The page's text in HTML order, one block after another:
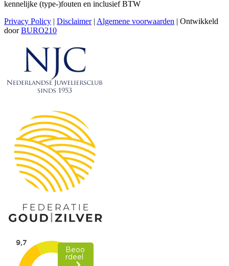
kennelijke (type-)fouten en inclusief BTW
Privacy Policy | Disclaimer| Algemene voorwaarden | Ontwikkeld
doorBURO210